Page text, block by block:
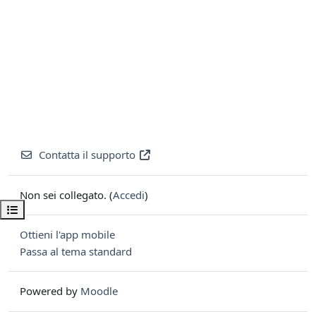
Apri indice del corso
Contatta il supporto
Non sei collegato. (Accedi)
Ottieni l'app mobile
Passa al tema standard
Powered by Moodle